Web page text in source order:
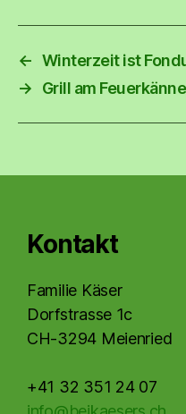
← Winterzeit ist
→
Grill am
Kontakt
Familie Käser
Dorfstrasse 1c
CH-3294 Meienried
+41 32 351 24 07